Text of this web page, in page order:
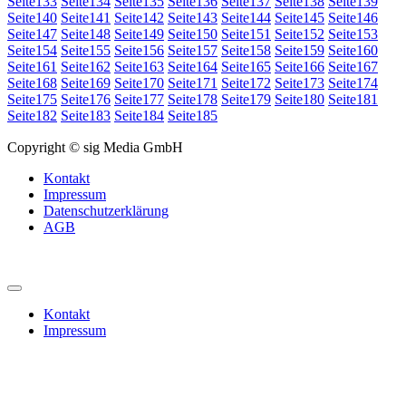
Seite140 Seite141 Seite142 Seite143 Seite144 Seite145 Seite146
Seite147 Seite148 Seite149 Seite150 Seite151 Seite152 Seite153
Seite154 Seite155 Seite156 Seite157 Seite158 Seite159 Seite160
Seite161 Seite162 Seite163 Seite164 Seite165 Seite166 Seite167
Seite168 Seite169 Seite170 Seite171 Seite172 Seite173 Seite174
Seite175 Seite176 Seite177 Seite178 Seite179 Seite180 Seite181
Seite182 Seite183 Seite184 Seite185
Copyright © sig Media GmbH
Kontakt
Impressum
Datenschutzerklärung
AGB
Kontakt
Impressum